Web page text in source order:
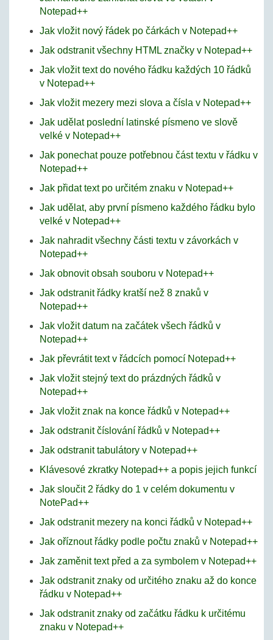
Notepad++
Jak vložit nový řádek po čárkách v Notepad++
Jak odstranit všechny HTML značky v Notepad++
Jak vložit text do nového řádku každých 10 řádků
v Notepad++
Jak vložit mezery mezi slova a čísla v Notepad++
Jak udělat poslední latinské písmeno ve slově
velké v Notepad++
Jak ponechat pouze potřebnou část textu v řádku v
Notepad++
Jak přidat text po určitém znaku v Notepad++
Jak udělat, aby první písmeno každého řádku bylo
velké v Notepad++
Jak nahradit všechny části textu v závorkách v
Notepad++
Jak obnovit obsah souboru v Notepad++
Jak odstranit řádky kratší než 8 znaků v
Notepad++
Jak vložit datum na začátek všech řádků v
Notepad++
Jak převrátit text v řádcích pomocí Notepad++
Jak vložit stejný text do prázdných řádků v
Notepad++
Jak vložit znak na konce řádků v Notepad++
Jak odstranit číslování řádků v Notepad++
Jak odstranit tabulátory v Notepad++
Klávesové zkratky Notepad++ a popis jejich funkcí
Jak sloučit 2 řádky do 1 v celém dokumentu v
NotePad++
Jak odstranit mezery na konci řádků v Notepad++
Jak oříznout řádky podle počtu znaků v Notepad++
Jak zaměnit text před a za symbolem v Notepad++
Jak odstranit znaky od určitého znaku až do konce
řádku v Notepad++
Jak odstranit znaky od začátku řádku k určitému
znaku v Notepad++